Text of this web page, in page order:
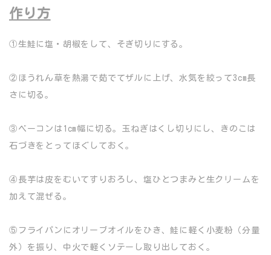
作り方
①生鮭に塩・胡椒をして、そぎ切りにする。
②ほうれん草を熱湯で茹でてザルに上げ、水気を絞って3cm長
さに切る。
③ベーコンは1cm幅に切る。玉ねぎはくし切りにし、きのこは
石づきをとってほぐしておく。
④長芋は皮をむいてすりおろし、塩ひとつまみと生クリームを
加えて混ぜる。
⑤フライパンにオリーブオイルをひき、鮭に軽く小麦粉（分量
外）を振り、中火で軽くソテーし取り出しておく。